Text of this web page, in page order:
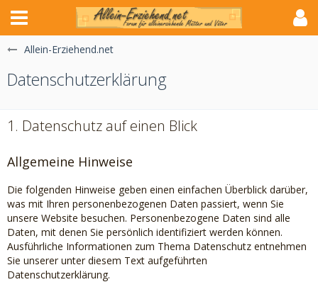
Allein-Erziehend.net
Datenschutzerklärung
1. Datenschutz auf einen Blick
Allgemeine Hinweise
Die folgenden Hinweise geben einen einfachen Überblick darüber,
was mit Ihren personenbezogenen Daten passiert, wenn Sie
unsere Website besuchen. Personenbezogene Daten sind alle
Daten, mit denen Sie persönlich identifiziert werden können.
Ausführliche Informationen zum Thema Datenschutz entnehmen
Sie unserer unter diesem Text aufgeführten
Datenschutzerklärung.